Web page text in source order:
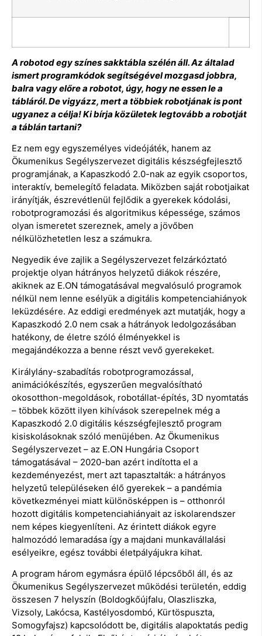
A robotod egy színes sakktábla szélén áll. Az általad
ismert programkódok segítségével mozgasd jobbra,
balra vagy előre a robotot, úgy, hogy ne essen le a
tábláról. De vigyázz, mert a többiek robotjának is pont
ugyanez a célja!Ki bírja közületek legtovább a robotját
a táblán tartani?
Ez nem egy egyszemélyes videójáték, hanem az
Ökumenikus Segélyszervezet digitális készségfejlesztő
programjának, a Kapaszkodó 2.0-nak az egyik csoportos,
interaktív, bemelegítő feladata. Miközben saját robotjaikat
irányítják, észrevétlenül fejlődik a gyerekek kódolási,
robotprogramozási és algoritmikus képessége, számos
olyan ismeretet szereznek, amely a jövőben
nélkülözhetetlen lesz a számukra.
Negyedik éve zajlik a Segélyszervezet felzárkóztató
projektje olyan hátrányos helyzetű diákok részére,
akiknek az E.ON támogatásával megvalósuló programok
nélkül nem lenne esélyük a digitális kompetenciahiányok
leküzdésére. Az eddigi eredmények azt mutatják, hogy a
Kapaszkodó 2.0 nem csak a hátrányok ledolgozásában
hatékony, de életre szóló élményekkel is
megajándékozza a benne részt vevő gyerekeket.
Királylány-szabadítás robotprogramozással,
animációkészítés, egyszerűen megvalósítható
okosotthon-megoldások, robotállat-építés, 3D nyomtatás
– többek között ilyen kihívások szerepelnek még a
Kapaszkodó 2.0 digitális készségfejlesztő program
kisiskolásoknak szóló menüjében. Az Ökumenikus
Segélyszervezet – az E.ON Hungária Csoport
támogatásával – 2020-ban azért indította el a
kezdeményezést, mert azt tapasztalták: a hátrányos
helyzetű településeken élő gyerekek – a pandémia
következményei miatt különösképpen is – otthonról
hozott digitális kompetenciahiányait az iskolarendszer
nem képes kiegyenlíteni. Az érintett diákok egyre
halmozódó lemaradása így a majdani munkavállalási
esélyeikre, egész további életpályájukra kihat.
A program három egymásra épülő lépcsőből áll, és az
Ökumenikus Segélyszervezet működési területén, eddig
összesen 7 helyszín (Boldogkőújfalu, Olaszliszka,
Vizsoly, Lakócsa, Kastélyosdombó, Kürtöspuszta,
Somogyfajsz) kapcsolódott be, digitális alapoktatás pedig